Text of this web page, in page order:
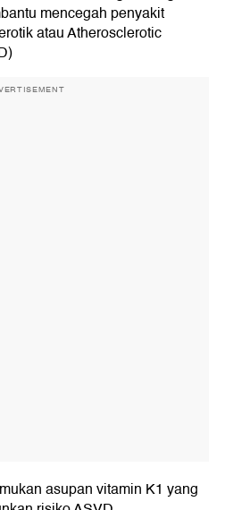
mencegah penyakit
atau Atherosclerotic
asupan vitamin K1 yang